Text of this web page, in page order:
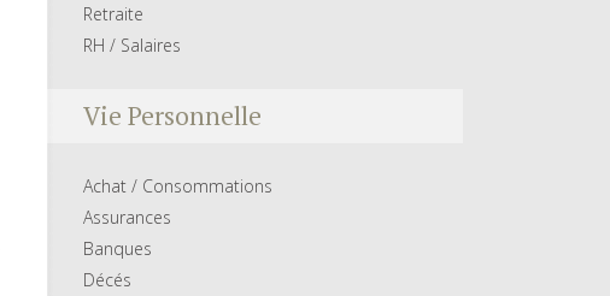
Retraite
RH / Salaires
Vie Personnelle
Achat / Consommations
Assurances
Banques
Décés